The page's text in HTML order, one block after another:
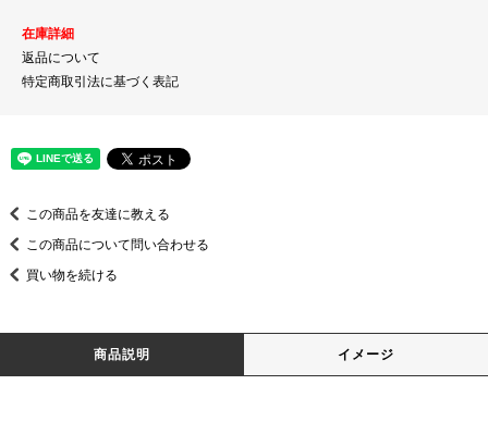
在庫詳細
返品について
特定商取引法に基づく表記
この商品を友達に教える
この商品について問い合わせる
買い物を続ける
商品説明 イメージ